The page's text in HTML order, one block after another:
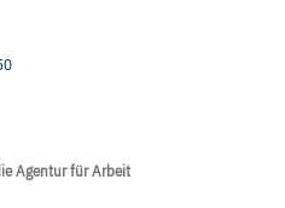
Agentur für Arbeit